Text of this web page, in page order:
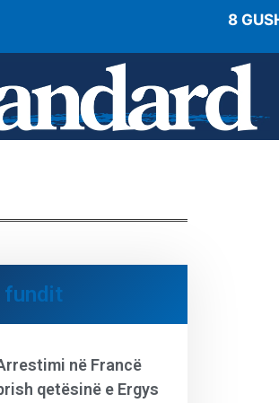
8
fundit
në Francë
qetësinë e Ergys